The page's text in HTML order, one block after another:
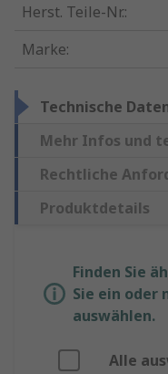
Herst. Teile-Nr.:
Marke:
Technische
Mehr Infos und
Rechtliche
Produktdetails
Finden Sie
Sie ein oder
auswählen.
Alle